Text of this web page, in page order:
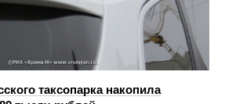
таксопарка накопила